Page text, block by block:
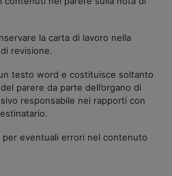
la carta di lavoro nella
revisione.
testo word e costituisce soltanto
parere da parte dell’organo di
responsabile nei rapporti con
per eventuali errori nel contenuto